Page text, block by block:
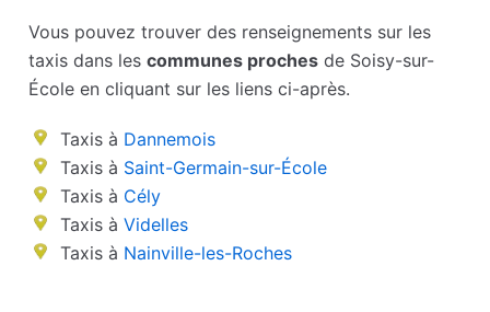
Vous pouvez trouver des renseignements sur les
taxis dans lescommunes proches de Soisy-sur-
École en cliquant sur les liens ci-après.
Taxis à Dannemois
Taxis à Saint-Germain-sur-École
Taxis à Cély
Taxis àVidelles
Taxis à Nainville-les-Roches